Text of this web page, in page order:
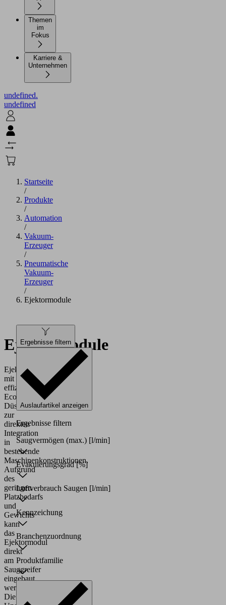
Themen
im
Karriere &
Unternehmen
undefined.
undefined
Startseite
/
Produkte
/
Automation
/
Vakuum-
Erzeuger
/
Pneumatische
Vakuum-
Erzeuger
/
Ejektormodule
Ejektormodule
Ejektormodul
mit
effizienter
Eco-
Düsentechnologie
zur
direkten
Integration
in
bestehende
Maschinenkonstruktionen.
Aufgrund
des
geringen
Platzbedarfs
und
Gewichts
kann
das
Ejektormodul
direkt
am
Sauggreifer
eingebaut
werden.
Die
Ergebnisse filtern
Auslaufartikel anzeigen
Ergebnisse filtern
Saugvermögen (max.) [l/min]
Evakuierungsgrad [%]
Luftverbrauch Saugen [l/min]
Kennzeichung
Branchenzuordnung
Produktfamilie